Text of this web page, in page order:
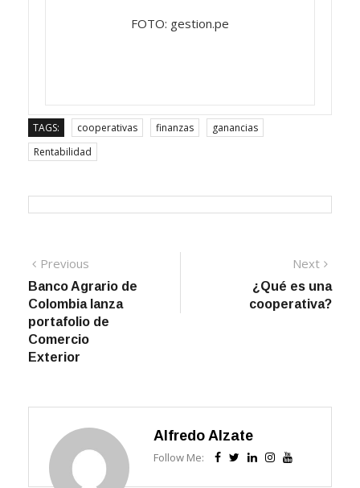
TAGS: cooperativas finanzas
ganancias
Rentabilidad
de
entradas
Banco Agrario de
Colombia lanza
portafolio de
Comercio
Exterior
¿Qué es una
cooperativa?
Follow Me: